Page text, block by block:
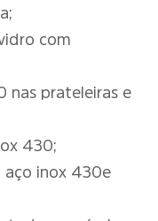
com
nas prateleiras e
430;
inox 430 e